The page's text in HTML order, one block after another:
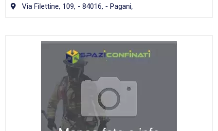
Via Filettine, 109, - 84016, - Pagani,